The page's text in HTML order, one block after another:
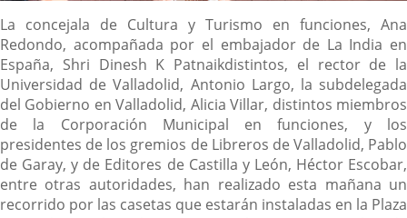
Descripción
La concejala de Cultura y Turismo en funciones, Ana
Redondo, acompañada por el embajador de La India en
España, Shri Dinesh K Patnaikdistintos, el rector de la
Universidad de Valladolid, Antonio Largo, la subdelegada
del Gobierno en Valladolid, Alicia Villar, distintos miembros
de la Corporación Municipal en funciones, y los
presidentes de los gremios de Libreros de Valladolid, Pablo
de Garay, y de Editores de Castilla y León, Héctor Escobar,
entre otras autoridades, han realizado esta mañana un
recorrido por las casetas que estarán instaladas en la Plaza